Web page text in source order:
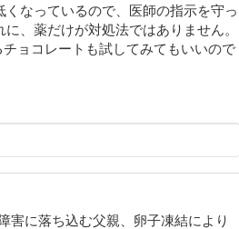
なっているので、医師の指示を守っ
、薬だけが対処法ではありません。
ョコレートも試してみてもいいので
害に落ち込む父親、卵子凍結により